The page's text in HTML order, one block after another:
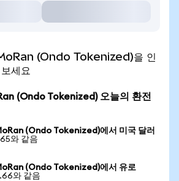
(Ondo Tokenized)을 인
세요
(Ondo Tokenized) 오늘의 환전
(Ondo Tokenized)에서 미국 달러
와 같음
(Ondo Tokenized)에서 유로
와 같음